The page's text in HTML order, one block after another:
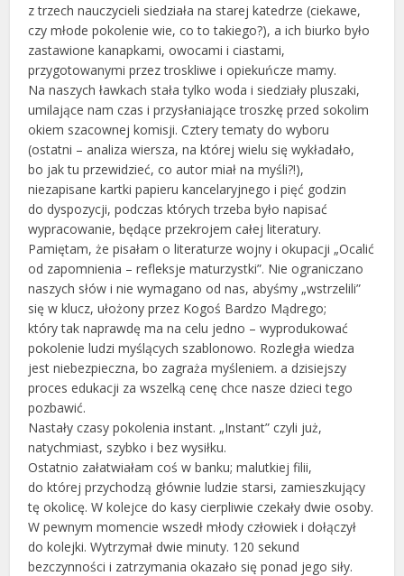
z trzech nauczycieli siedziała na starej katedrze (ciekawe,
czy młode pokolenie wie, co to takiego?), a ich biurko było
zastawione kanapkami, owocami i ciastami,
przygotowanymi przez troskliwe i opiekuńcze mamy.
Na naszych ławkach stała tylko woda i siedziały pluszaki,
umilające nam czas i przysłaniające troszkę przed sokolim
okiem szacownej komisji. Cztery tematy do wyboru
(ostatni – analiza wiersza, na której wielu się wykładało,
bo jak tu przewidzieć, co autor miał na myśli?!),
niezapisane kartki papieru kancelaryjnego i pięć godzin
do dyspozycji, podczas których trzeba było napisać
wypracowanie, będące przekrojem całej literatury.
Pamiętam, że pisałam o literaturze wojny i okupacji „Ocalić
od zapomnienia – refleksje maturzystki”. Nie ograniczano
naszych słów i nie wymagano od nas, abyśmy „wstrzelili”
się w klucz, ułożony przez Kogoś Bardzo Mądrego;
który tak naprawdę ma na celu jedno – wyprodukować
pokolenie ludzi myślących szablonowo. Rozległa wiedza
jest niebezpieczna, bo zagraża myśleniem. a dzisiejszy
proces edukacji za wszelką cenę chce nasze dzieci tego
pozbawić.
Nastały czasy pokolenia instant. „Instant” czyli już,
natychmiast, szybko i bez wysiłku.
Ostatnio załatwiałam coś w banku; malutkiej filii,
do której przychodzą głównie ludzie starsi, zamieszkujący
tę okolicę. W kolejce do kasy cierpliwie czekały dwie osoby.
W pewnym momencie wszedł młody człowiek i dołączył
do kolejki. Wytrzymał dwie minuty. 120 sekund
bezczynności i zatrzymania okazało się ponad jego siły.